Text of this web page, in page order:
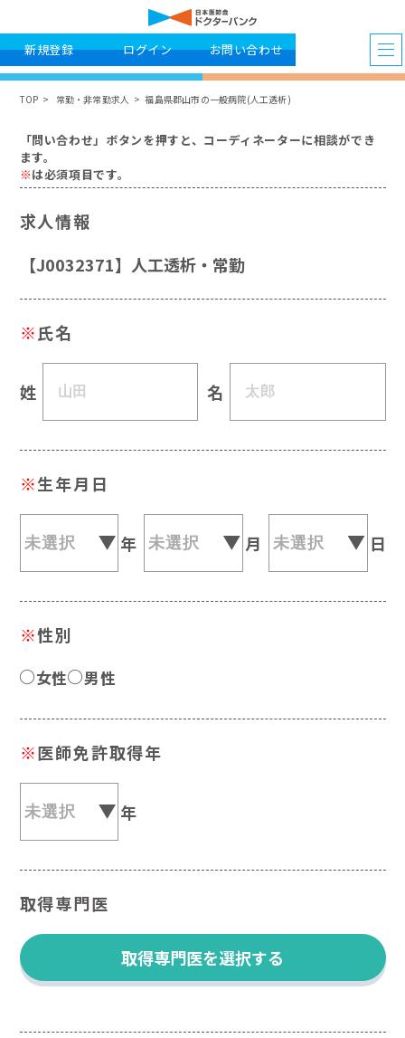
新規登録 ログイン お問い合わせ
TOP 常勤・非常勤求人 福島県郡山市の一般病院(人工透析)
「問い合わせ」ボタンを押すと、コーディネーターに相談ができ
ます。
※は必須項目です。
求人情報
【J0032371】人工透析・常勤
※氏名
姓 名
※生年月日
年 月 日
※性別
女性 男性
※医師免許取得年
年
取得専門医
取得専門医を選択する